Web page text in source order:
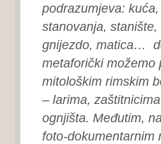
podrazumjeva:
stanovanja, stanište,
gnijezdo, matica…
metaforički možemo
mitološkim rimskim
– larima,
ognjišta. Međutim,
foto-dokumentarnim